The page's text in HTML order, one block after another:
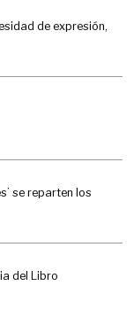
de expresión,
se reparten los
del Libro